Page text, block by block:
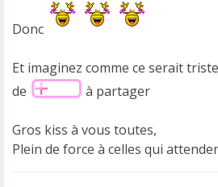
Donc
Et imaginez comme ce serait
de
à partager
Gros kiss à vous toutes,
Plein de force à celles qui